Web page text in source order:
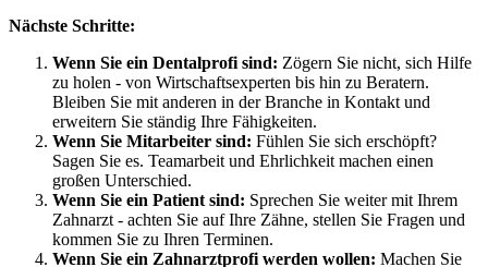
Nächste Schritte:
Wenn Sie ein Dentalprofi sind: Zögern Sie nicht, sich Hilfe
zu holen - von Wirtschaftsexperten bis hin zu Beratern.
Bleiben Sie mit anderen in der Branche in Kontakt und
erweitern Sie ständig Ihre Fähigkeiten.
Wenn Sie Mitarbeiter sind: Fühlen Sie sich erschöpft?
Sagen Sie es. Teamarbeit und Ehrlichkeit machen einen
großen Unterschied.
Wenn Sie ein Patient sind: Sprechen Sie weiter mit Ihrem
Zahnarzt - achten Sie auf Ihre Zähne, stellen Sie Fragen und
kommen Sie zu Ihren Terminen.
Wenn Sie ein Zahnarztprofi werden wollen: Machen Sie